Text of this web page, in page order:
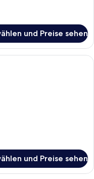
und Preise sehen
(2) | Kostenloses WLAN,
und Preise sehen